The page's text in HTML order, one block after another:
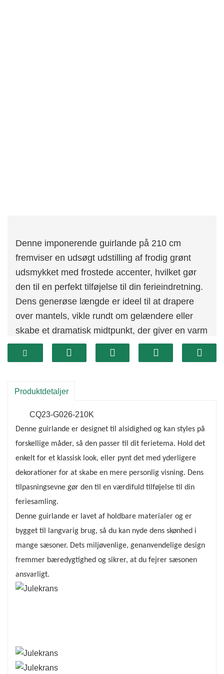
Denne imponerende guirlande på 210 cm
fremviser en udsøgt udstilling af frodig grønt
udsmykket med frostede accenter, hvilket gør
den til en perfekt tilføjelse til din ferieindretning.
Dens generøse længde er ideel til at drapere
over mantels, vikle rundt om gelændere eller
skabe et dramatisk midtpunkt, der giver en varm
og indbydende atmosfære til
feriesammenkomster.
Produktdetaljer
CQ23-G026-210K
Denne guirlande er designet til alsidighed og kan styles på
forskellige måder, så den passer til dit ferietema. Hold det
enkelt for et klassisk look, eller pynt det med yderligere
dekorationer for at skabe en mere personlig visning. Dens
tilpasningsevne gør den til en værdifuld tilføjelse til din
feriesamling.
Denne guirlande er lavet af holdbare materialer og er
bygget til langvarig brug, så du kan nyde dens skønhed i
mange sæsoner. Dets miljøvenlige, genanvendelige design
fremmer bæredygtighed og sikrer, at du fejrer sæsonen
ansvarligt.